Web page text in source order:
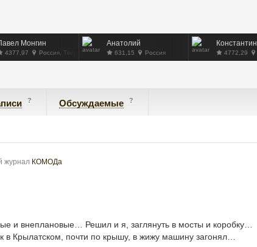
Монгин
4377,97 Россия, Тверь
Анатолий
631,15 Россия
Константин
4772,29
? Обсуждаемые ?
журнал КОМОДа
и внеплановые… Решил и я, заглянуть в мосты и коробку…
в Крылатском, почти по крышу, в жижу машину загонял…